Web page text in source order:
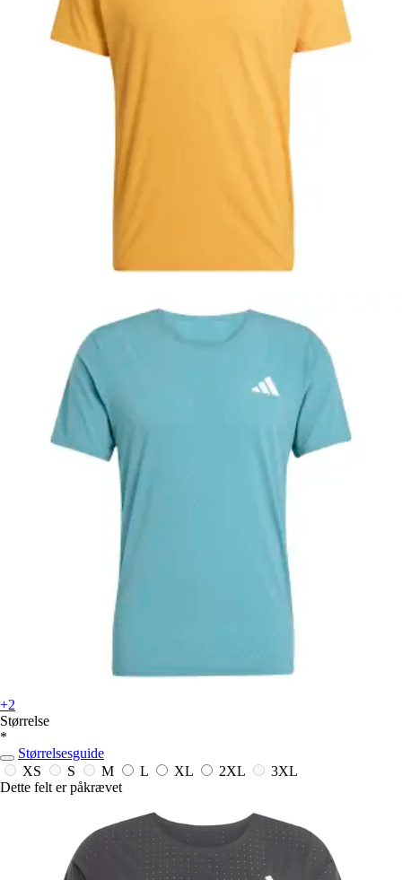
+2
Størrelse
*
Størrelsesguide
XS
S M L XL 2XL
3XL
Dette felt er påkrævet